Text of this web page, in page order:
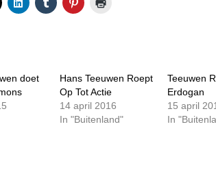
doet
Hans Teeuwen Roept
Op Tot Actie
14 april 2016
In "Buitenland"
Teeuwen
Erdogan
15 april
In